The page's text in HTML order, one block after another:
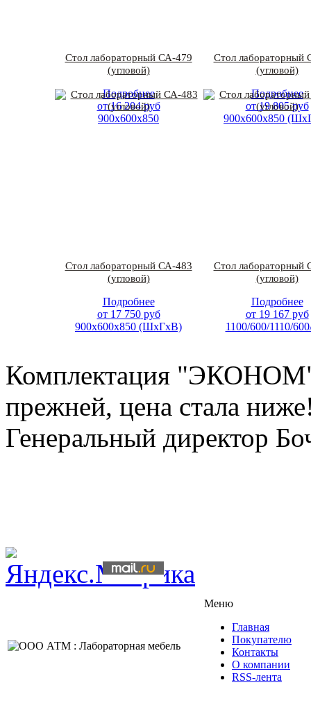
Стол лабораторный СА-479
(угловой)
Подробнее
от16 204руб
900х600х850
Стол лабораторный
(угловой)
Подробнее
от19 805руб
900х600х850
Стол лабораторный СА-483
(угловой)
Подробнее
от 17 750руб
900х600х850 (ШхГхВ)
Стол лабораторный
(угловой)
Подробнее
от 19 167руб
1100/600/1110/
Комплектация "ЭКОНОМ"
прежней, цена стала
Генеральный директор
Меню
Главная
Покупателю
Контакты
О компании
RSS-лента